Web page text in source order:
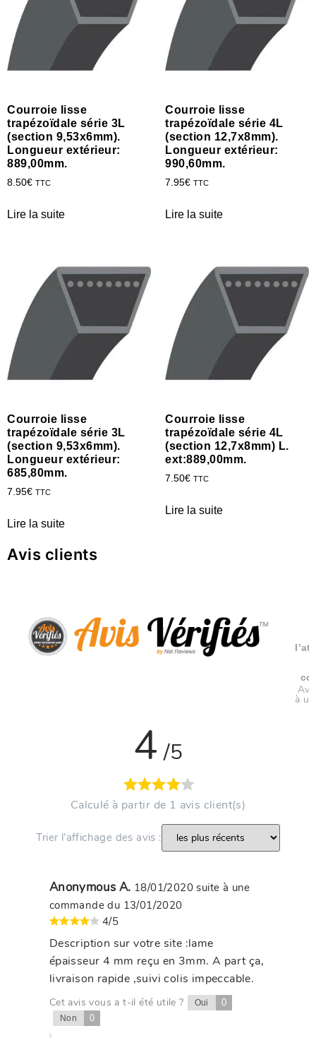
Courroie lisse
trapézoïdale série 3L
(section 9,53x6mm).
Longueur extérieur:
889,00mm.
8.50€ TTC
Lire la suite
Courroie lisse
trapézoïdale série 4L
(section 12,7x8mm).
Longueur extérieur:
990,60mm.
7.95€ TTC
Lire la suite
Courroie lisse
trapézoïdale série 3L
(section 9,53x6mm).
Longueur extérieur:
685,80mm.
7.95€ TTC
Lire la suite
Courroie lisse
trapézoïdale série 4L
(section 12,7x8mm) L.
ext:889,00mm.
7.50€ TTC
Lire la suite
Avis clients
à
4 /5
Calculé à partir de 1 avis client(s)
Trier l’affichage des avis :
Anonymous A. 18/01/2020 suite à une
commande du 13/01/2020
4/5
Description sur votre site :lame
épaisseur 4 mm reçu en 3mm. A part ça,
livraison rapide ,suivi colis impeccable.
Cet avis vous a t-il été utile ? Oui 0
Non 0